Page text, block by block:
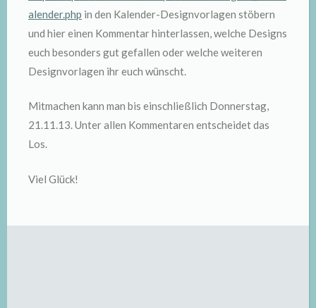
alender.php in den Kalender-Designvorlagen stöbern
und hier einen Kommentar hinterlassen, welche Designs
euch besonders gut gefallen oder welche weiteren
Designvorlagen ihr euch wünscht.
Mitmachen kann man bis einschließlich Donnerstag,
21.11.13. Unter allen Kommentaren entscheidet das
Los.
Viel Glück!